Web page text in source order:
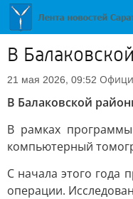
В
21 мая 2026, 09:52
В Балаковской
В рамках программы
компьютерный
С начала этого года
операции.